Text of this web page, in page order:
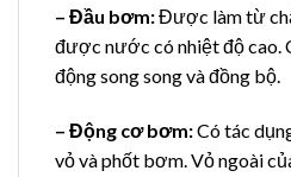
– Đầu bơm:Được làm từ
được nước có nhiệt độ cao.
động song song và đồng bộ.
– Động cơ bơm:Có tác
vỏ và phốt bơm. Vỏ ngoài